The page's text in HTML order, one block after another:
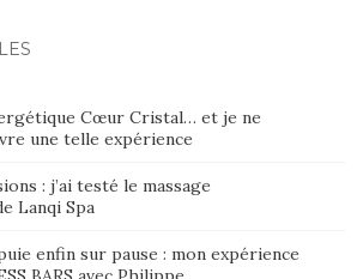
Cœur Cristal… et je ne
une telle expérience
: j’ai testé le massage
Lanqi Spa
enfin sur pause : mon expérience